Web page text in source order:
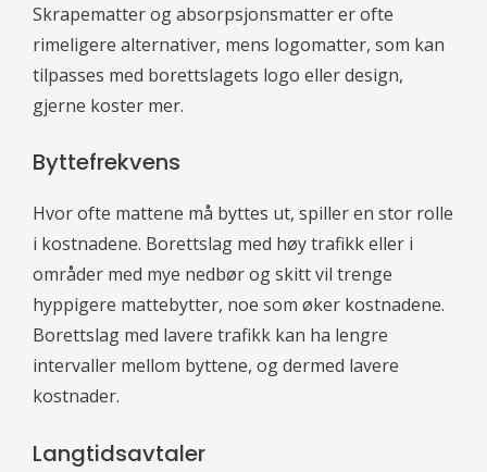
Skrapematter og absorpsjonsmatter er ofte
rimeligere alternativer, mens logomatter, som kan
tilpasses med borettslagets logo eller design,
gjerne koster mer.
Byttefrekvens
Hvor ofte mattene må byttes ut, spiller en stor rolle
i kostnadene. Borettslag med høy trafikk eller i
områder med mye nedbør og skitt vil trenge
hyppigere mattebytter, noe som øker kostnadene.
Borettslag med lavere trafikk kan ha lengre
intervaller mellom byttene, og dermed lavere
kostnader.
Langtidsavtaler